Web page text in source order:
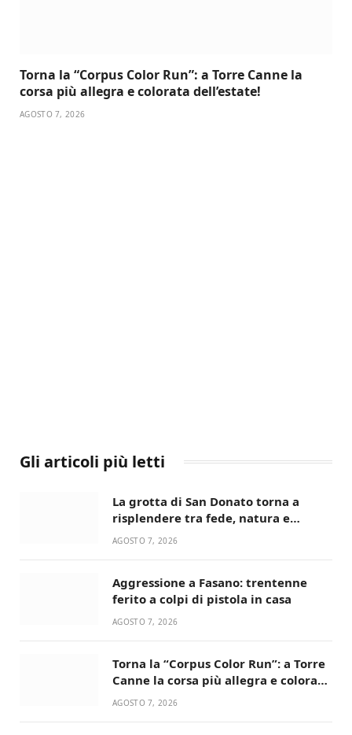
Torna la “Corpus Color Run”: a Torre Canne la
corsa più allegra e colorata dell’estate!
AGOSTO 7, 2026
Gli articoli più letti
La grotta di San Donato torna a
risplendere tra fede, natura e
devozione
AGOSTO 7, 2026
Aggressione a Fasano: trentenne
ferito a colpi di pistola in casa
AGOSTO 7, 2026
Torna la “Corpus Color Run”: a Torre
Canne la corsa più allegra e colorata
dell’estate!
AGOSTO 7, 2026